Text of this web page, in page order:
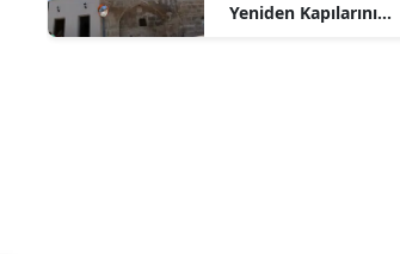
Yeniden Kapılarını